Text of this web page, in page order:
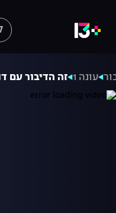
עונה 1 זה הדיבור עם דני רופ | 11.09.2023